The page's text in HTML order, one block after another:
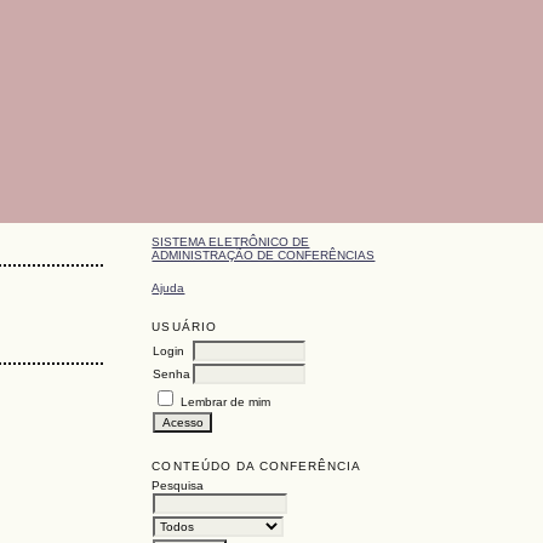
SISTEMA ELETRÔNICO DE
ADMINISTRAÇÃO DE CONFERÊNCIAS
Ajuda
USUÁRIO
Login
Senha
Lembrar de mim
CONTEÚDO DA CONFERÊNCIA
Pesquisa